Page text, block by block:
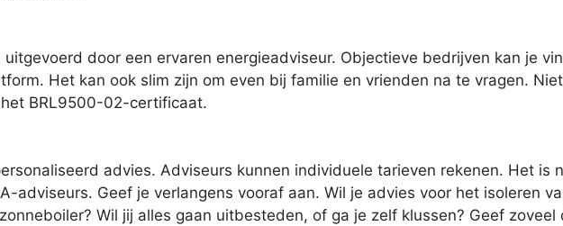
door een ervaren energieadviseur. Objectieve bedrijven kan je
Het kan ook slim zijn om even bij familie en vrienden na te vragen.
BRL9500-02-certificaat.
advies. Adviseurs kunnen individuele tarieven rekenen. Het is
adviseurs. Geef je verlangens vooraf aan. Wil je advies voor het isoleren
Wil jij alles gaan uitbesteden, of ga je zelf klussen? Geef zoveel